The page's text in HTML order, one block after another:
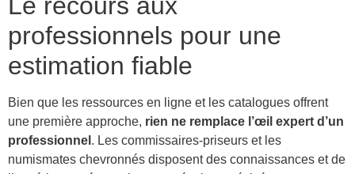
Le recours aux
professionnels pour une
estimation fiable
Bien que les ressources en ligne et les catalogues offrent
une première approche, rien ne remplace l’œil expert d’un
professionnel . Les commissaires-priseurs et les
numismates chevronnés disposent des connaissances et de